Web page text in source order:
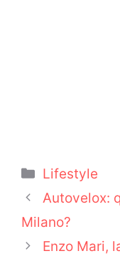
Categorie
Lifestyle
Autovelox:
Milano?
Enzo Mari,